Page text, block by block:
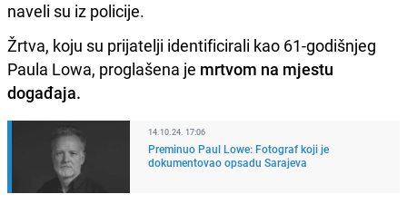
naveli su iz policije.
Žrtva, koju su prijatelji identificirali kao 61-godišnjeg
Paula Lowa, proglašena je mrtvom na mjestu
događaja.
14.10.24. 17:06
Preminuo Paul Lowe: Fotograf koji je
dokumentovao opsadu Sarajeva